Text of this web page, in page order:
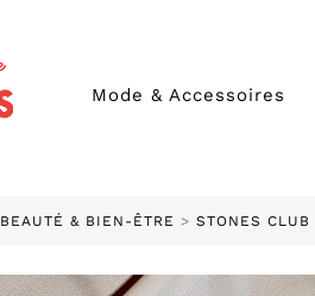
Mode & Accessoires
BEAUTÉ & BIEN-ÊTRE > STONES CLUB